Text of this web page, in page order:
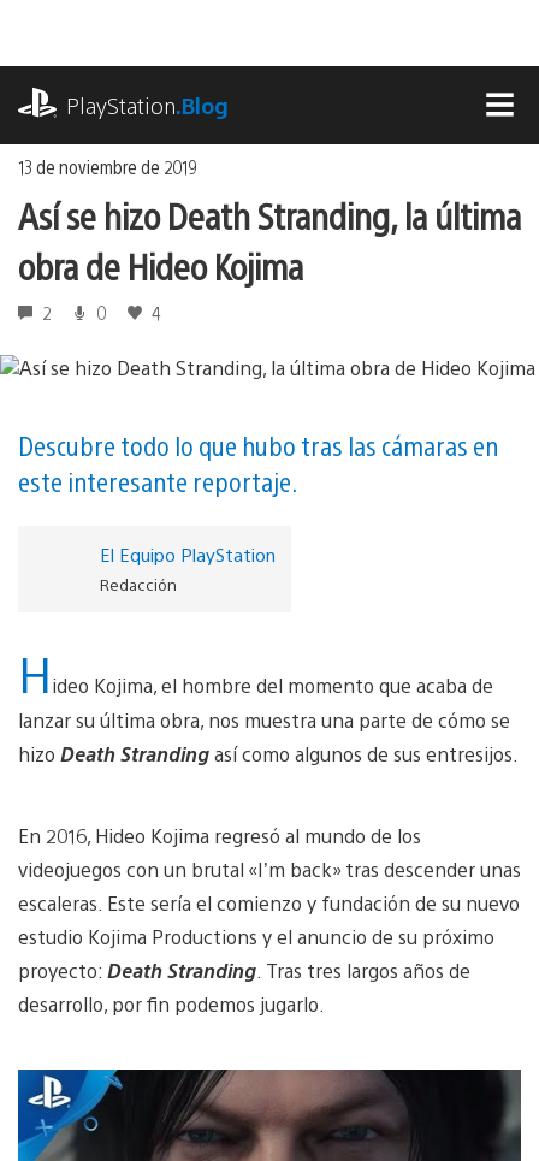
contenido
PlayStation.Blog
13 de noviembre de 2019
Así se hizo Death Stranding, la última
obra de Hideo Kojima
2 0 4
Descubre todo lo que hubo tras las cámaras en
este interesante reportaje.
El Equipo PlayStation
Redacción
Hideo Kojima, el hombre del momento que acaba de
lanzar su última obra, nos muestra una parte de cómo se
hizo Death Strandingasí como algunos de sus entresijos.
En 2016, Hideo Kojima regresó al mundo de los
videojuegos con un brutal «I’m back» tras descender unas
escaleras. Este sería el comienzo y fundación de su nuevo
estudio Kojima Productions y el anuncio de su próximo
proyecto: Death Stranding . Tras tres largos años de
desarrollo, por fin podemos jugarlo.